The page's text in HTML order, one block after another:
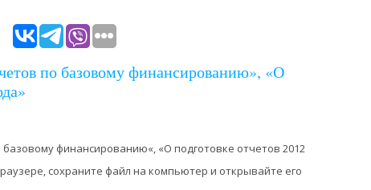
по базовому финансированию», «О
финансированию«, «О подготовке отчетов 2012
сохраните файл на компьютер и открывайте его